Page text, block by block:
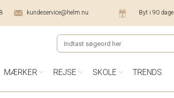
kundeservice@helm.nu Byt i 90 dage
MÆRKER REJSE SKOLE TRENDS